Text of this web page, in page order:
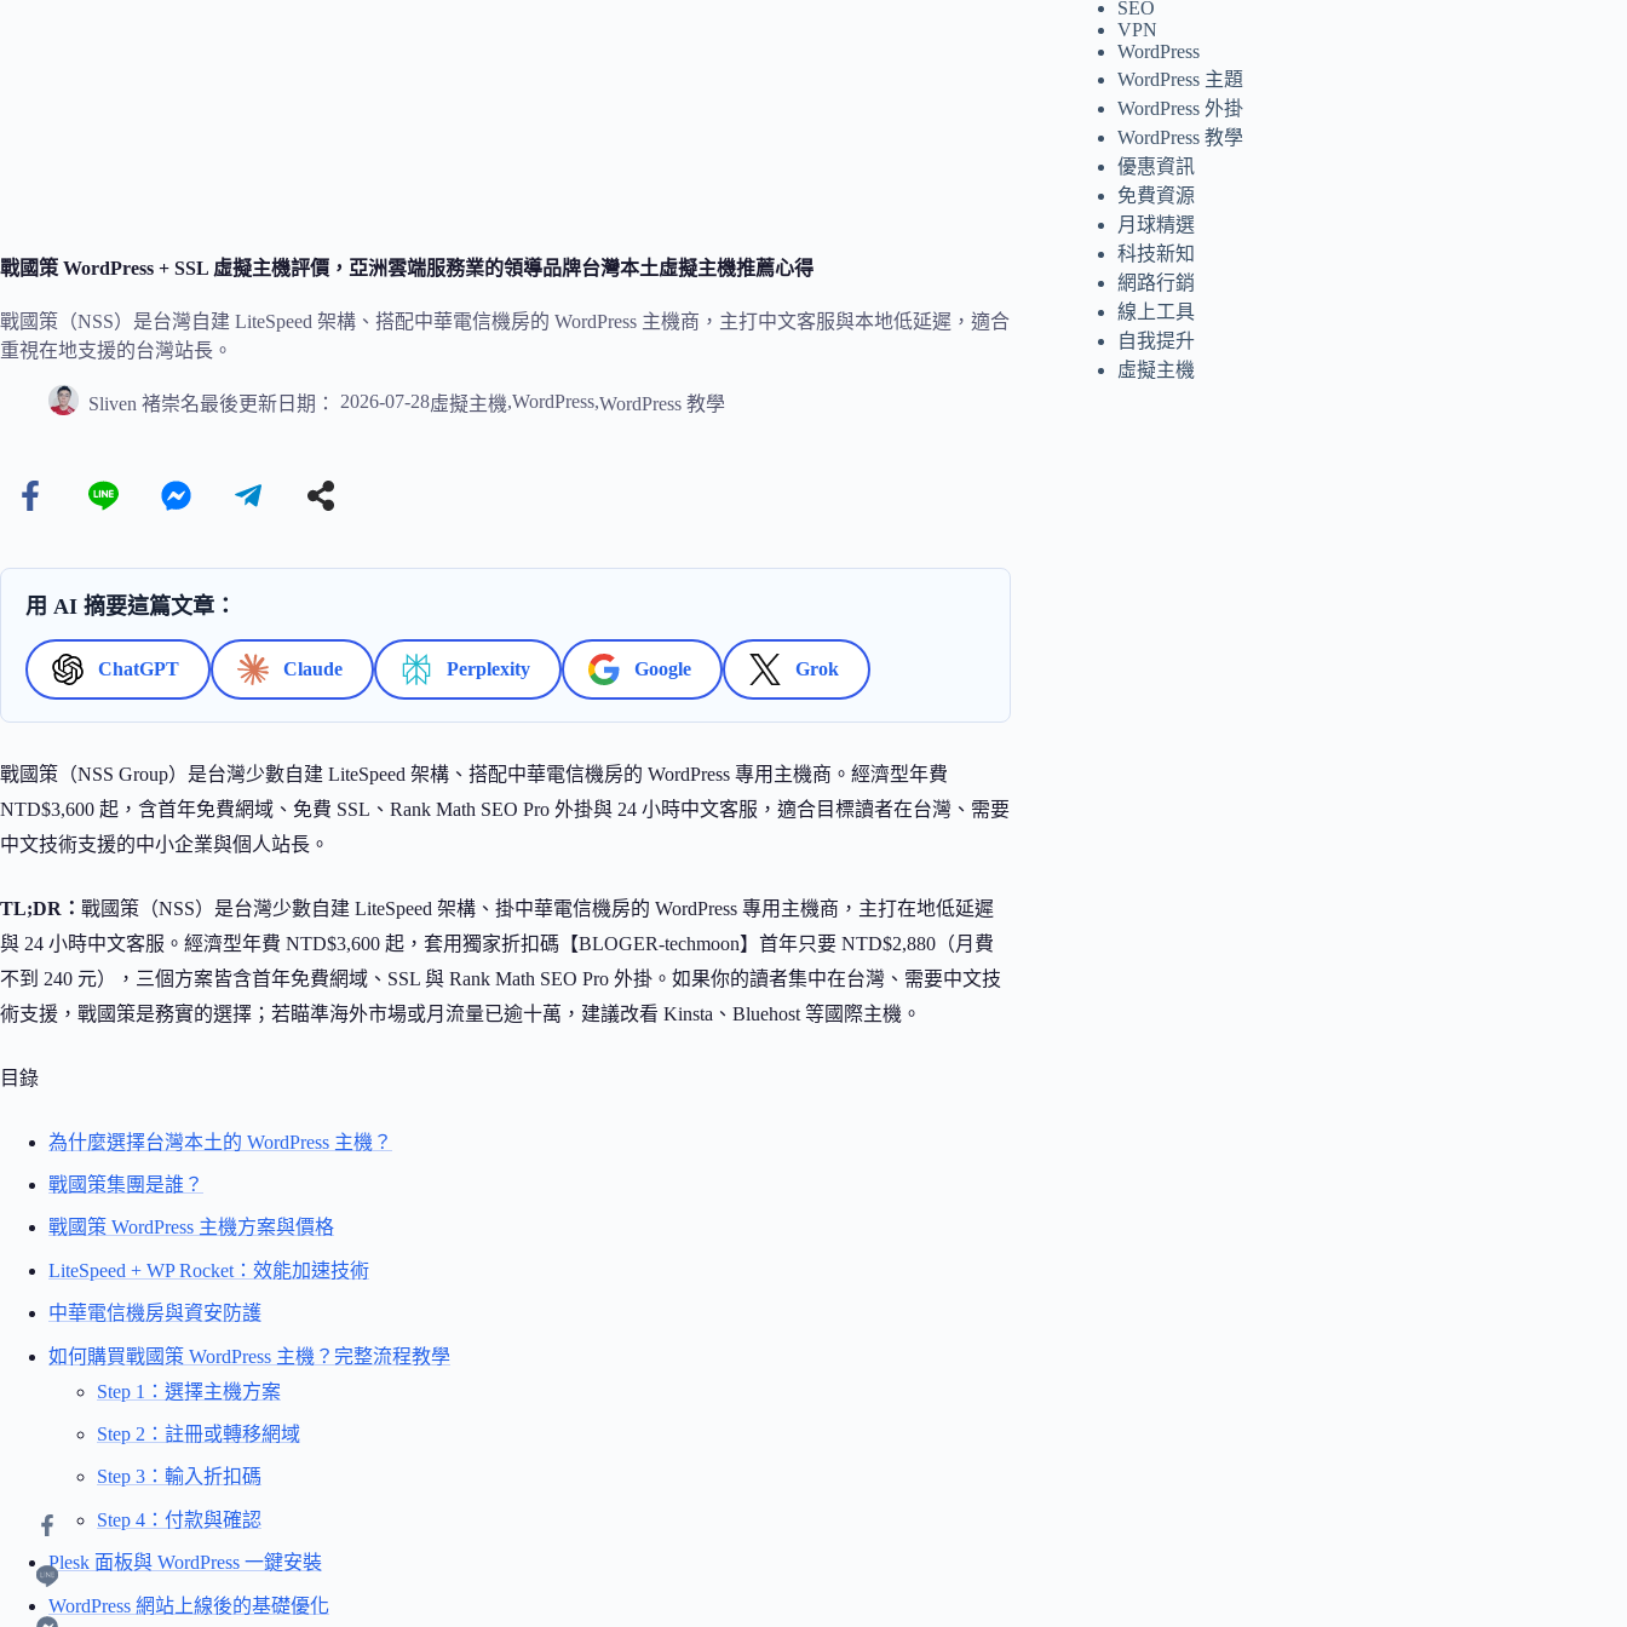
戰國策 WordPress + SSL 虛擬主機評價，亞洲雲端服務業的領導品牌台灣本土虛擬主機推薦心得
戰國策（NSS）是台灣自建 LiteSpeed 架構、搭配中華電信機房的 WordPress 主機商，主打中文客服與本地低延遲，適合
重視在地支援的台灣站長。
Sliven 褚崇名最後更新日期： 2026-07-28虛擬主機,WordPress,WordPress 教學
用 AI 摘要這篇文章：
ChatGPT Claude Perplexity Google Grok
戰國策（NSS Group）是台灣少數自建 LiteSpeed 架構、搭配中華電信機房的 WordPress 專用主機商。經濟型年費
NTD$3,600 起，含首年免費網域、免費 SSL、Rank Math SEO Pro 外掛與 24 小時中文客服，適合目標讀者在台灣、需要
中文技術支援的中小企業與個人站長。
TL;DR： 戰國策（NSS）是台灣少數自建 LiteSpeed 架構、掛中華電信機房的 WordPress 專用主機商，主打在地低延遲
與 24 小時中文客服。經濟型年費 NTD$3,600 起，套用獨家折扣碼【BLOGER-techmoon】首年只要 NTD$2,880（月費
不到 240 元），三個方案皆含首年免費網域、SSL 與 Rank Math SEO Pro 外掛。如果你的讀者集中在台灣、需要中文技
術支援，戰國策是務實的選擇；若瞄準海外市場或月流量已逾十萬，建議改看 Kinsta、Bluehost 等國際主機。
目錄
為什麼選擇台灣本土的 WordPress 主機？
戰國策集團是誰？
戰國策 WordPress 主機方案與價格
LiteSpeed + WP Rocket：效能加速技術
中華電信機房與資安防護
如何購買戰國策 WordPress 主機？完整流程教學
Step 1：選擇主機方案
Step 2：註冊或轉移網域
Step 3：輸入折扣碼
Step 4：付款與確認
Plesk 面板與 WordPress 一鍵安裝
WordPress 網站上線後的基礎優化
SEO
VPN
WordPress
WordPress 主題
WordPress 外掛
WordPress 教學
優惠資訊
免費資源
月球精選
科技新知
網路行銷
線上工具
自我提升
虛擬主機